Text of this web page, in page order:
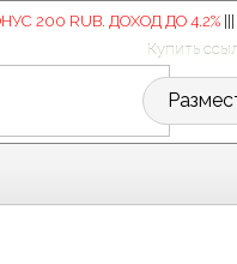
200 RUB. ДОХОД ДО 4.2%
Купить